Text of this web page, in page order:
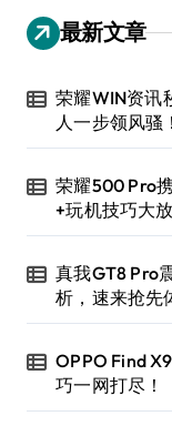
最新文章
荣耀WIN资讯
人一步领风骚！
荣耀500 Pro
+玩机技巧大
真我GT8 Pro
析，速来抢先
OPPO Find
巧一网打尽！